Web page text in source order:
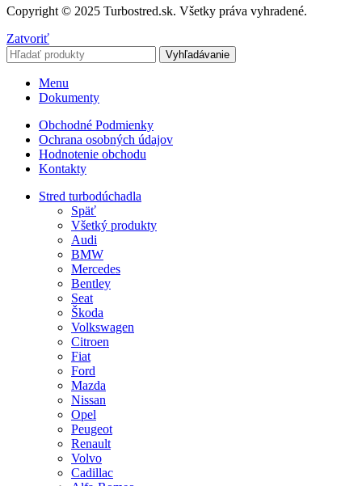
Copyright © 2025 Turbostred.sk. Všetky práva vyhradené.
Zatvoriť
Vyhľadávanie
Menu
Dokumenty
Obchodné Podmienky
Ochrana osobných údajov
Hodnotenie obchodu
Kontakty
Stred turbodúchadla
Späť
Všetký produkty
Audi
BMW
Mercedes
Bentley
Seat
Škoda
Volkswagen
Citroen
Fiat
Ford
Mazda
Nissan
Opel
Peugeot
Renault
Volvo
Cadillac